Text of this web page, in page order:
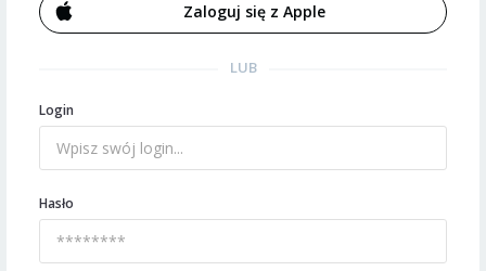
Zaloguj się z Apple
LUB
Login
Hasło